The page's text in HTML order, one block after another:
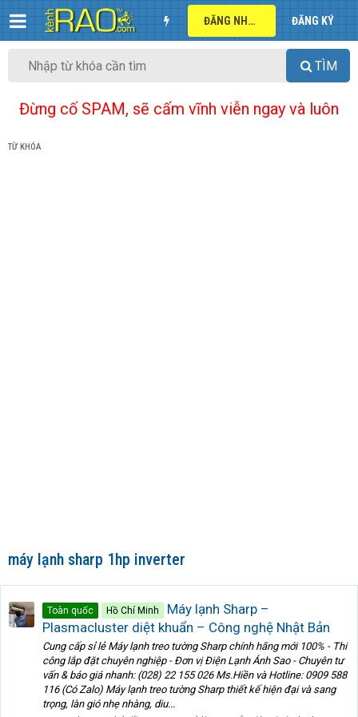
ĐĂNG NHẬP ĐĂNG KÝ
TÌM
Đừng cố SPAM, sẽ cấm vĩnh viễn ngay và luôn
TỪ KHÓA
máy lạnh sharp 1hp inverter
Toàn quốc Hồ Chí Minh
Máy lạnh Sharp –
Plasmacluster diệt khuẩn – Công nghệ Nhật Bản
Cung cấp sỉ lẻ Máy lạnh treo tường Sharp chính hãng mới 100% - Thi
công lắp đặt chuyên nghiệp - Đơn vị Điện Lạnh Ánh Sao - Chuyên tư
vấn & báo giá nhanh: (028) 22 155 026 Ms.Hiền và Hotline: 0909 588
116 (Có Zalo) Máy lạnh treo tường Sharp thiết kế hiện đại và sang
trọng, làn gió nhẹ nhàng, diu...